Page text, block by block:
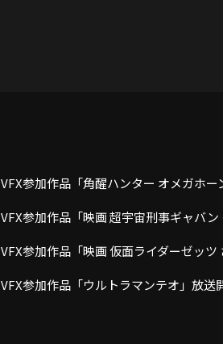
VFX参加作品「角醒ハンター オメガホー
VFX参加作品「映画 超宇宙刑事ギャバ
VFX参加作品「映画 仮面ライダーゼッ
VFX参加作品「ウルトラマンテオ」放送